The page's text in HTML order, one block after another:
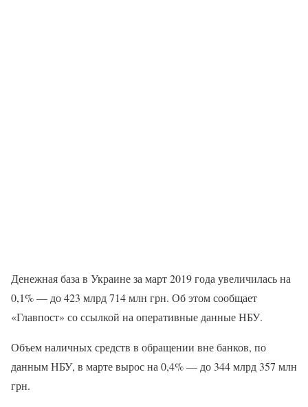
Денежная база в Украине за март 2019 года увеличилась на
0,1% — до 423 млрд 714 млн грн. Об этом сообщает
«Главпост» со ссылкой на оперативные данные НБУ.
Объем наличных средств в обращении вне банков, по
данным НБУ, в марте вырос на 0,4% — до 344 млрд 357 млн
грн.